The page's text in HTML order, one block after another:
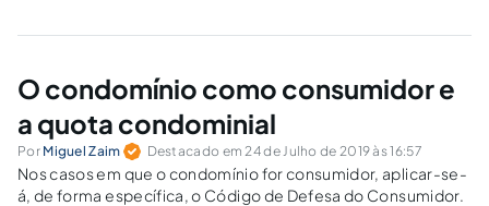
diretamente os condomínios no Brasil. Em sua ementa o PL
O condomínio como consumidor e
a quota condominial
Por Miguel Zaim Destacado em 24 de Julho de 2019 às 16:57
Nos casos em que o condomínio for consumidor, aplicar-se-
á, de forma específica, o Código de Defesa do Consumidor.